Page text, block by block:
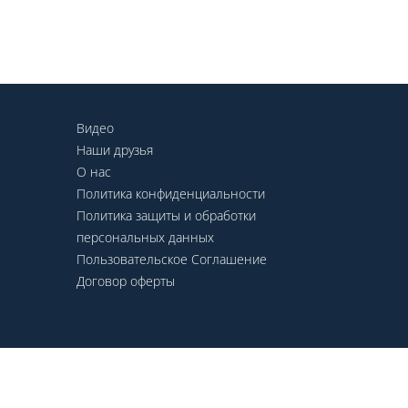
Видео
Наши друзья
О нас
Политика конфиденциальности
Политика защиты и обработки
персональных данных
Пользовательское Соглашение
Договор оферты